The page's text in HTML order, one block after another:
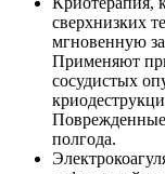
сверхнизких
мгновенную
Применяют
сосудистых
Поврежденные
полгода.